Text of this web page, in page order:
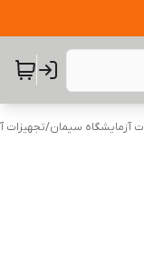
آزمایشگاه سیمان/تجهیزات